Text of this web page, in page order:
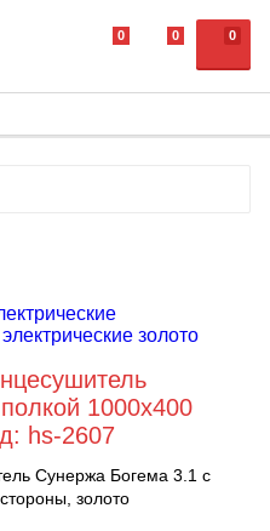
0
0 0
золото
1000x400
hs-2607
Сунержа Богема 3.1 с
золото